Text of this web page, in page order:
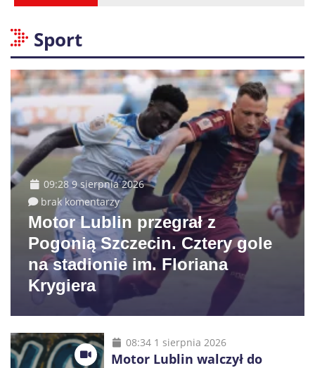
Sport
09:28 9 sierpnia 2026
brak komentarzy
Motor Lublin przegrał z
Pogonią Szczecin. Cztery gole
na stadionie im. Floriana
Krygiera
08:34 1 sierpnia 2026
Motor Lublin walczył do